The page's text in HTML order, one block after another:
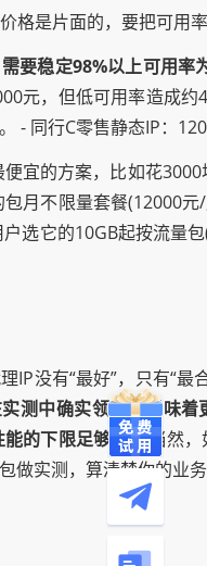
格是片面的，要把可用
要稳定98%以上可用率
元，但低可用率造成
- 同行C零售静态IP：
宜的方案，比如花
月不限量套餐(12000
选它的10GB起按流量
IP没有“最好”，只有“
测中确实领先，意味
的下限足够高。当然，
做实测，算清楚你的业